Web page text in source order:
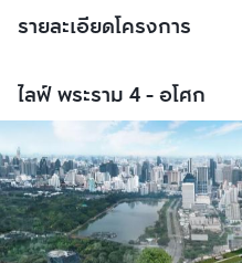
รายละเอียดโครงการ
ไลฟ์ พระราม 4 - อโศก